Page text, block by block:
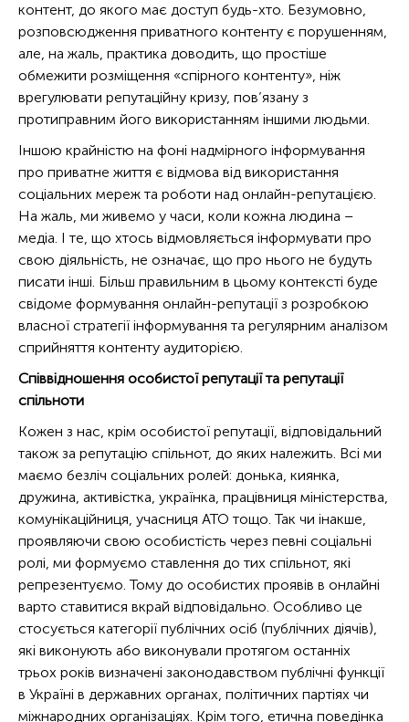
контент, до якого має доступ будь-хто. Безумовно,
розповсюдження приватного контенту є порушенням,
але, на жаль, практика доводить, що простіше
обмежити розміщення «спірного контенту», ніж
врегулювати репутаційну кризу, пов’язану з
протиправним його використанням іншими людьми.
Іншою крайністю на фоні надмірного інформування
про приватне життя є відмова від використання
соціальних мереж та роботи над онлайн-репутацією.
На жаль, ми живемо у часи, коли кожна людина –
медіа. І те, що хтось відмовляється інформувати про
свою діяльність, не означає, що про нього не будуть
писати інші. Більш правильним в цьому контексті буде
свідоме формування онлайн-репутації з розробкою
власної стратегії інформування та регулярним аналізом
сприйняття контенту аудиторією.
Співвідношення особистої репутації та репутації
спільноти
Кожен з нас, крім особистої репутації, відповідальний
також за репутацію спільнот, до яких належить. Всі ми
маємо безліч соціальних ролей: донька, киянка,
дружина, активістка, українка, працівниця міністерства,
комунікаційниця, учасниця АТО тощо. Так чи інакше,
проявляючи свою особистість через певні соціальні
ролі, ми формуємо ставлення до тих спільнот, які
репрезентуємо. Тому до особистих проявів в онлайні
варто ставитися вкрай відповідально. Особливо це
стосується категорії публічних осіб (публічних діячів),
які виконують або виконували протягом останніх
трьох років визначені законодавством публічні функції
в Україні в державних органах, політичних партіях чи
міжнародних організаціях. Крім того, етична поведінка